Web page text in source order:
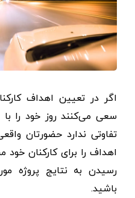
اگر در تعیین اهداف
سعی می‌کنند روز خود را
تفاوتی ندارد حضورتان
اهداف را برای کارکنان
رسیدن به نتایج پروژه
باشید.